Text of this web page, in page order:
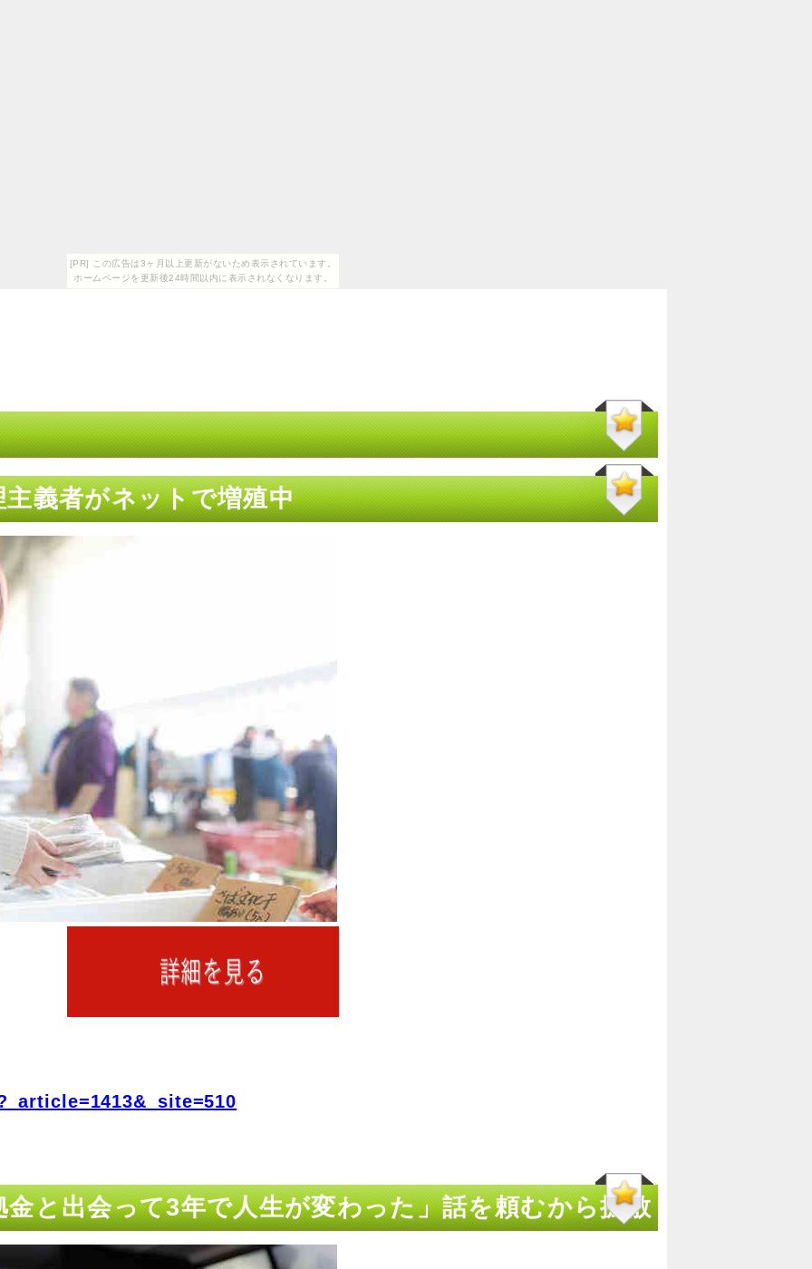
[PR] この広告は3ヶ月以上更新がないため表示されています。
ホームページを更新後24時間以内に表示されなくなります。
義者がネットで増殖中
と出会って3年で人生が変わった」話を頼むから拡散